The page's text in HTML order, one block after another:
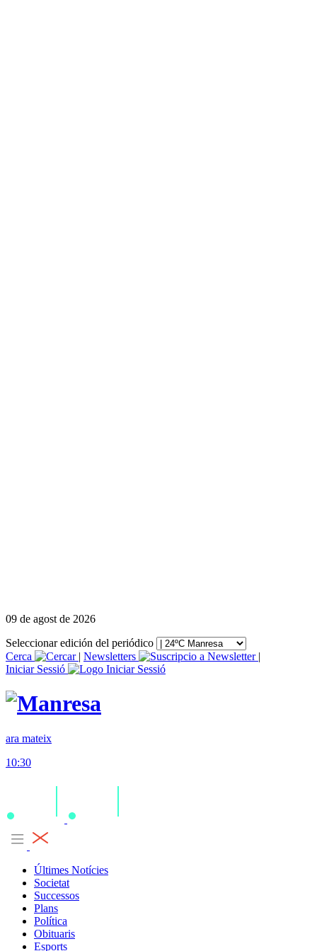
09 de agost de 2026
Seleccionar edición del periódico
Cerca
| Newsletters
|
Iniciar Sessió
ara mateix
10:30
Últimes Notícies
Societat
Successos
Plans
Política
Obituaris
Esports